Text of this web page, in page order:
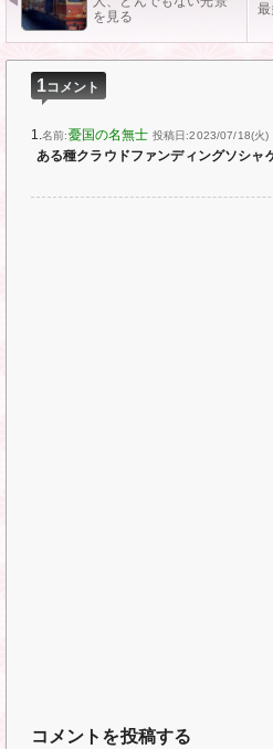
を見る
1コメント
1.名前:憂国の名無士 投稿日:2023/07/18(火)
ある種クラウドファンディングソシャ
コメントを投稿する